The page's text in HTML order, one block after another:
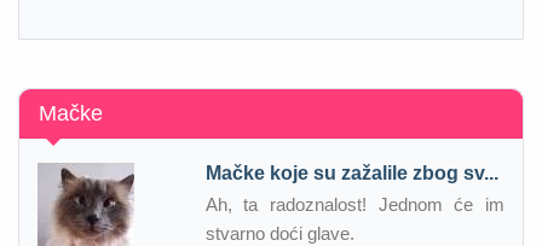
Mačke
Mačke koje su zažalile zbog sv...
Ah, ta radoznalost! Jednom će im
stvarno doći glave.